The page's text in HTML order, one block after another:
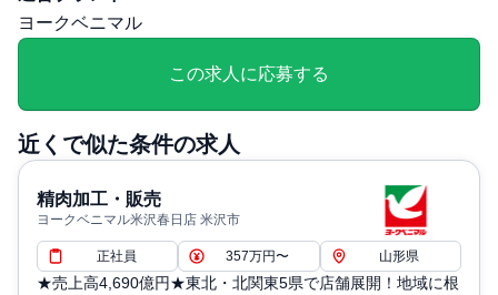
勤務・休日に関する補足: 年間休日120日・5連休(年2回)、
慶弔休暇、産前・産後休暇、育児休暇、介護休暇、リフレ
ヨークベニマル
この求人に応募する
近くで似た条件の求人
精肉加工・販売
ヨークベニマル米沢春日店 米沢市
正社員 357万円〜 山形県
★売上高4,690億円★東北・北関東5県で店舗展開！地域に根